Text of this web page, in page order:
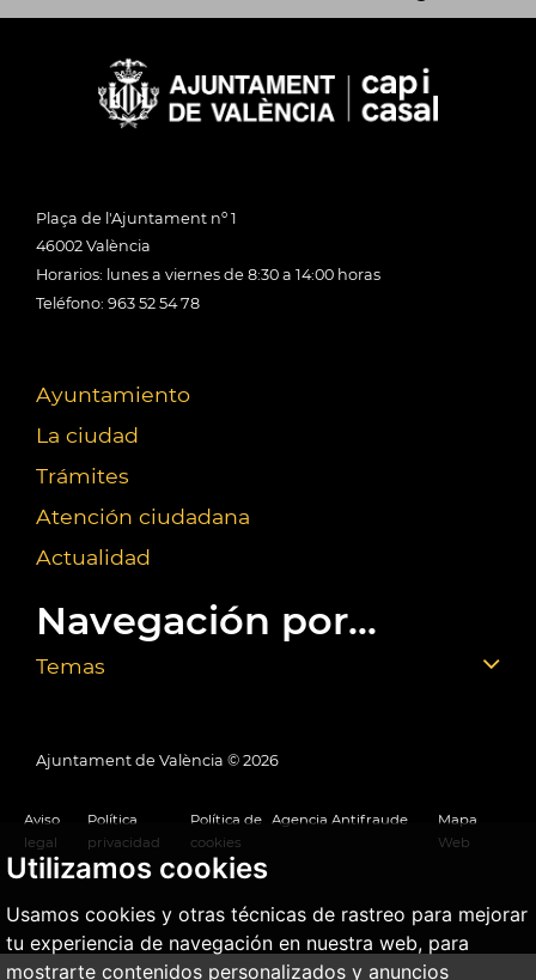
Utilizamos cookies
Usamos cookies y otras técnicas de rastreo para mejorar
tu experiencia de navegación en nuestra web, para
mostrarte contenidos personalizados y anuncios
Plaça de l'Ajuntament nº 1
46002 València
Horarios: lunes a viernes de 8:30 a 14:00 horas
Teléfono: 963 52 54 78
Ayuntamiento
La ciudad
Trámites
Atención ciudadana
Actualidad
Navegación por...
Temas
Ajuntament de València © 2026
Aviso
legal
Política
privacidad
Política de
cookies
Agencia Antifraude
Mapa
Web